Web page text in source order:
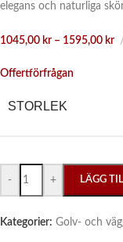
elegans och naturliga
1045,00 kr – 1595,00 kr
Offertförfrågan
STORLEK
- + LÄGG
Kategorier: Golv- och